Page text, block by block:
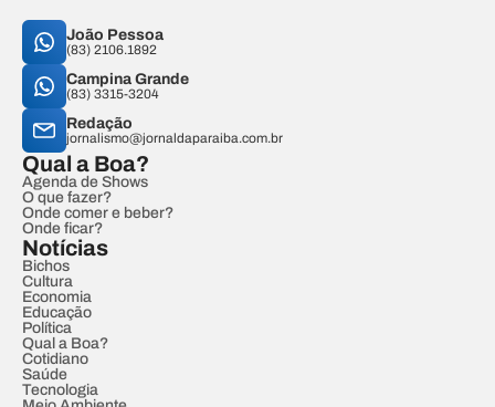
João Pessoa
(83) 2106.1892
Campina Grande
(83) 3315-3204
Redação
jornalismo@jornaldaparaiba.com.br
Qual a Boa?
Agenda de Shows
O que fazer?
Onde comer e beber?
Onde ficar?
Notícias
Bichos
Cultura
Economia
Educação
Política
Qual a Boa?
Cotidiano
Saúde
Tecnologia